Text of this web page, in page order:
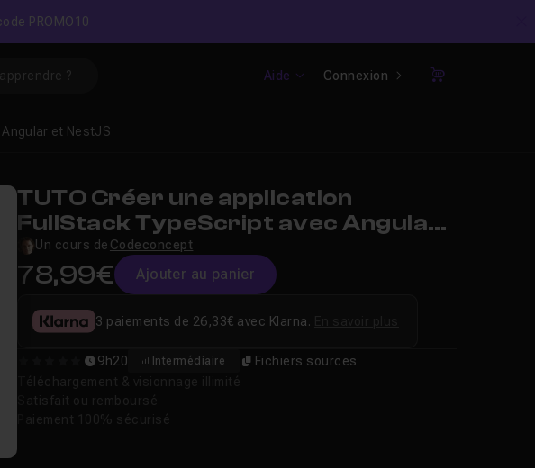
PROMO10
Aide Connexion
Panier
et NestJS
TUTO Créer une application
FullStack TypeScript avec Angular
et NestJS
Un cours de Codeconcept
78,99€ Ajouter au panier
9h20 Intermédiaire Fichiers sources
3 paiements de 26,33€ avec Klarna.